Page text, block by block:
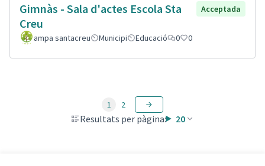
Gimnàs - Sala d'actes Escola Sta
Creu
Acceptada
ampa santacreu Municipi Educació 0 0
Resultats per pàgina: 20
1 2